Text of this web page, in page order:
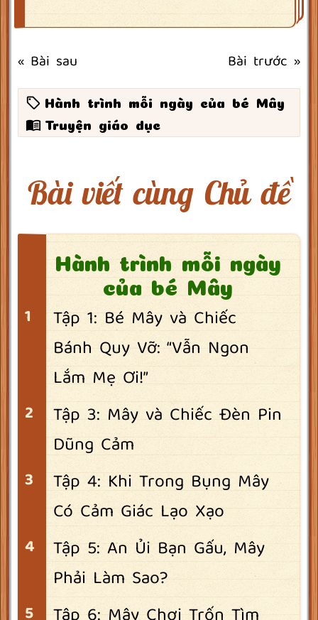
« Bài sau Bài trước »
Hành trình mỗi ngày của bé Mây
Truyện giáo dục
Bài viết cùng Chủ đề
Hành trình mỗi ngày
của bé Mây
Tập 1: Bé Mây và Chiếc
Bánh Quy Vỡ: “Vẫn Ngon
Lắm Mẹ Ơi!”
Tập 3: Mây và Chiếc Đèn Pin
Dũng Cảm
Tập 4: Khi Trong Bụng Mây
Có Cảm Giác Lạo Xạo
Tập 5: An Ủi Bạn Gấu, Mây
Phải Làm Sao?